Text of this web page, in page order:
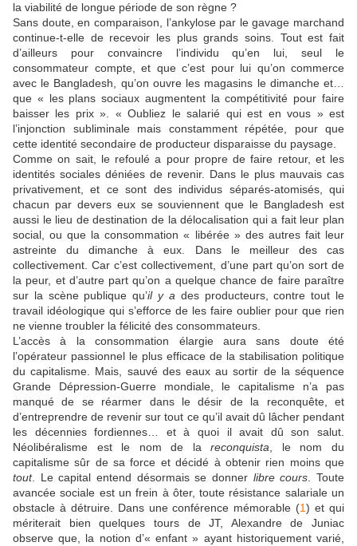
la viabilité de longue période de son règne ?
Sans doute, en comparaison, l’ankylose par le gavage marchand
continue-t-elle de recevoir les plus grands soins. Tout est fait
d’ailleurs pour convaincre l’individu qu’en lui, seul le
consommateur compte, et que c’est pour lui qu’on commerce
avec le Bangladesh, qu’on ouvre les magasins le dimanche et…
que « les plans sociaux augmentent la compétitivité pour faire
baisser les prix ». « Oubliez le salarié qui est en vous » est
l’injonction subliminale mais constamment répétée, pour que
cette identité secondaire de producteur disparaisse du paysage.
Comme on sait, le refoulé a pour propre de faire retour, et les
identités sociales déniées de revenir. Dans le plus mauvais cas
privativement, et ce sont des individus séparés-atomisés, qui
chacun par devers eux se souviennent que le Bangladesh est
aussi le lieu de destination de la délocalisation qui a fait leur plan
social, ou que la consommation « libérée » des autres fait leur
astreinte du dimanche à eux. Dans le meilleur des cas
collectivement. Car c’est collectivement, d’une part qu’on sort de
la peur, et d’autre part qu’on a quelque chance de faire paraître
sur la scène publique qu’il y a des producteurs, contre tout le
travail idéologique qui s’efforce de les faire oublier pour que rien
ne vienne troubler la félicité des consommateurs.
L’accès à la consommation élargie aura sans doute été
l’opérateur passionnel le plus efficace de la stabilisation politique
du capitalisme. Mais, sauvé des eaux au sortir de la séquence
Grande Dépression-Guerre mondiale, le capitalisme n’a pas
manqué de se réarmer dans le désir de la reconquête, et
d’entreprendre de revenir sur tout ce qu’il avait dû lâcher pendant
les décennies fordiennes… et à quoi il avait dû son salut.
Néolibéralisme est le nom de lareconquista , le nom du
capitalisme sûr de sa force et décidé à obtenir rien moins que
tout. Le capital entend désormais se donner libre cours . Toute
avancée sociale est un frein à ôter, toute résistance salariale un
obstacle à détruire. Dans une conférence mémorable (1) et qui
mériterait bien quelques tours de JT, Alexandre de Juniac
observe que, la notion d’« enfant » ayant historiquement varié,